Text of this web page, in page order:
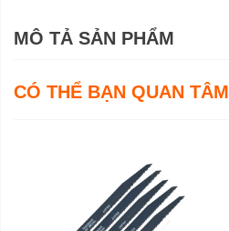
MÔ TẢ SẢN PHẨM
CÓ THỂ BẠN QUAN TÂM